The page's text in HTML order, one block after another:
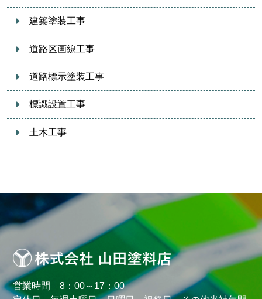
建築塗装工事
道路区画線工事
道路標示塗装工事
標識設置工事
土木工事
営業時間 8：00～17：00